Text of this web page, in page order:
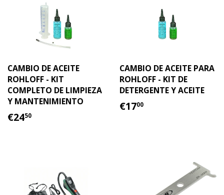
CAMBIO DE ACEITE
ROHLOFF - KIT
COMPLETO DE LIMPIEZA
Y MANTENIMIENTO
PRECIO
€2450
CAMBIO DE ACEITE PARA
ROHLOFF - KIT DE
DETERGENTE Y ACEITE
PRECIO
€1700